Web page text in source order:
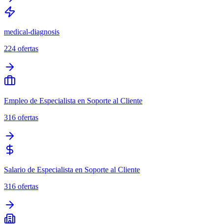
medical-diagnosis
224 ofertas
Empleo de Especialista en Soporte al Cliente
316 ofertas
Salario de Especialista en Soporte al Cliente
316 ofertas